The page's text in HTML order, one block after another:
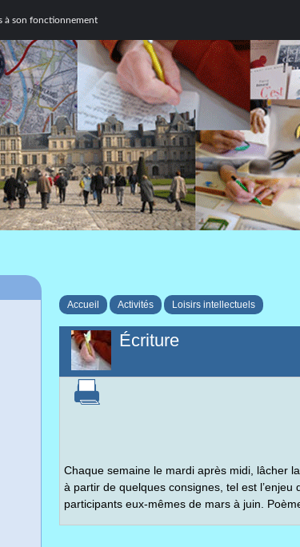
à son fonctionnement
Accueil Activités Loisirs intellectuels
Écriture
Chaque semaine le mardi après midi, lâcher
à partir de quelques consignes, tel est l’enjeu
participants eux-mêmes de mars à juin.